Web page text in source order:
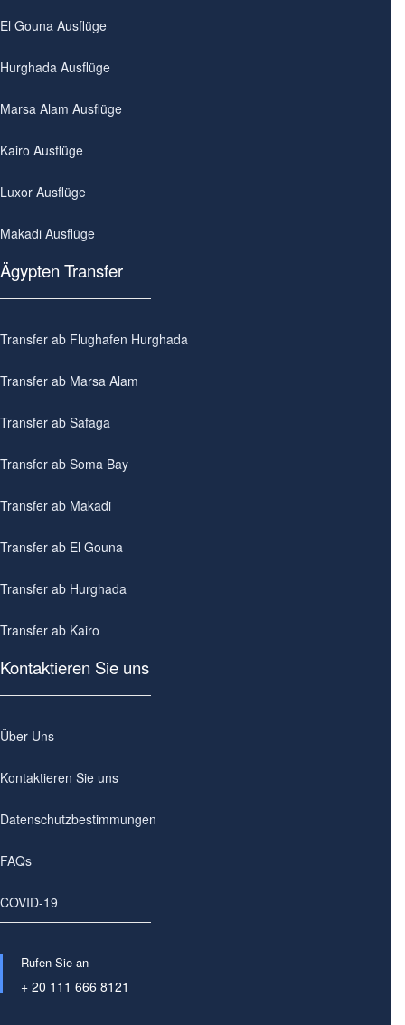
El Gouna Ausflüge
Hurghada Ausflüge
Marsa Alam Ausflüge
Kairo Ausflüge
Luxor Ausflüge
Makadi Ausflüge
Ägypten Transfer
Transfer ab Flughafen Hurghada
Transfer ab Marsa Alam
Transfer ab Safaga
Transfer ab Soma Bay
Transfer ab Makadi
Transfer ab El Gouna
Transfer ab Hurghada
Transfer ab Kairo
Kontaktieren Sie uns
Über Uns
Kontaktieren Sie uns
Datenschutzbestimmungen
FAQs
COVID-19
Rufen Sie an
+ 20 111 666 8121